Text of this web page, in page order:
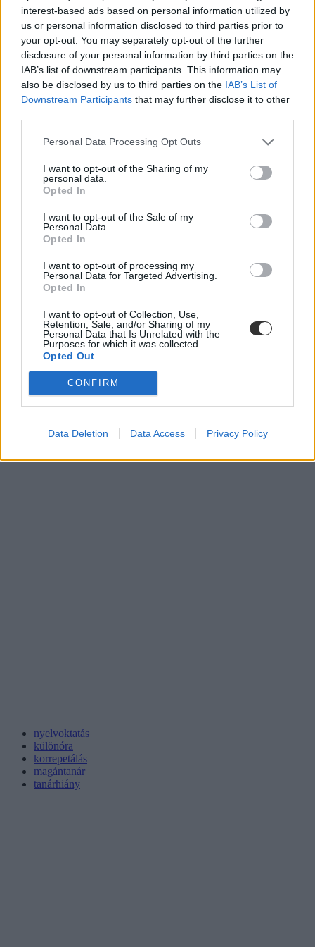
interest-based ads based on personal information utilized by
us or personal information disclosed to third parties prior to
your opt-out. You may separately opt-out of the further
disclosure of your personal information by third parties on the
IAB’s list of downstream participants. This information may
also be disclosed by us to third parties on the IAB’s List of
Downstream Participants that may further disclose it to other
Personal Data Processing Opt Outs
I want to opt-out of the Sharing of my
personal data.
Opted In
I want to opt-out of the Sale of my
Personal Data.
Opted In
I want to opt-out of processing my
Personal Data for Targeted Advertising.
Opted In
I want to opt-out of Collection, Use,
Retention, Sale, and/or Sharing of my
Personal Data that Is Unrelated with the
Purposes for which it was collected.
Opted Out
CONFIRM
Data Deletion Data Access Privacy Policy
A nyelvvizsgának és a nyelvoktatásnak is borsos ára van
Az sincsen könnyebb helyzetben, aki nyelvet szeretne tanulni.
Februárban írtunk arról,hogy a tél folyamán, de legkésőbb január
elsejével ismét árat emelt több nyelvvizsgaközpont, miközben az
eddig elérhető adatok szerint 2023-ban jóval kevesebben vizsgáztak,
összehasonlította a legnépszerűbb nyelvvizsgaközpontok árait a
tavaly nyáriakkal, melyekhez képest a vizsgaárak 4 és 10 ezer forint
közötti összeggel emelkedtek B1, B2 és C1 szinten egyaránt.
Például a Műszaki Egyetem (BME) középszintű komplex
nyelvvizsgája jelenleg 49 ezer forintba kerül, tehát tavaly
augusztushoz képest 9 ezer forinttal lett drágább, míg az alapfokú
vizsga összege 7 ezer forinttal, a felsőfokúé pedig 10 ezer forinttal
emelkedett.
Szeptemberben Légrádi Tamás
Egyesületének elnöke azt mondta, hogy a nyelviskolák is emeltek az
áraikon, nagyjából 15 százalékot. A magántanárokkal foglalkozó
portálon megnéztük, hogy mennyibe kerül egy angoltanárnál az óra,
találni nyelvtanárt, de van, aki 12-14 ezer forintot is elkér 1,5 órányi
oktatásért.
nyelvoktatás
különóra
korrepetálás
magántanár
tanárhiány